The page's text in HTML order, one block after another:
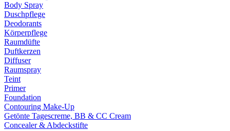
Body Spray
Duschpflege
Deodorants
Körperpflege
Raumdüfte
Duftkerzen
Diffuser
Raumspray
Teint
Primer
Foundation
Contouring Make-Up
Getönte Tagescreme, BB & CC Cream
Concealer & Abdeckstifte